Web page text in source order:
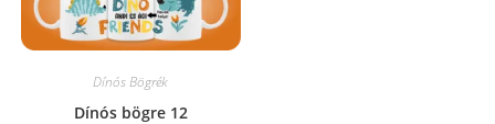
Dínós Bögrék
Dínós bögre 12